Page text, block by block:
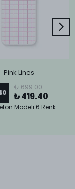
Pink Lines
₺ 699.00
₺ 419.40
Modeli 6 Renk